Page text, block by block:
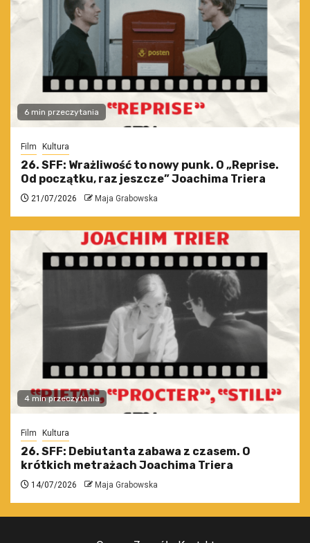
6 min przeczytania
Film Kultura
26. SFF: Wrażliwość to nowy punk. O „Reprise.
Od początku, raz jeszcze” Joachima Triera
21/07/2026 Maja Grabowska
4 min przeczytania
Film Kultura
26. SFF: Debiutanta zabawa z czasem. O
krótkich metrażach Joachima Triera
14/07/2026 Maja Grabowska